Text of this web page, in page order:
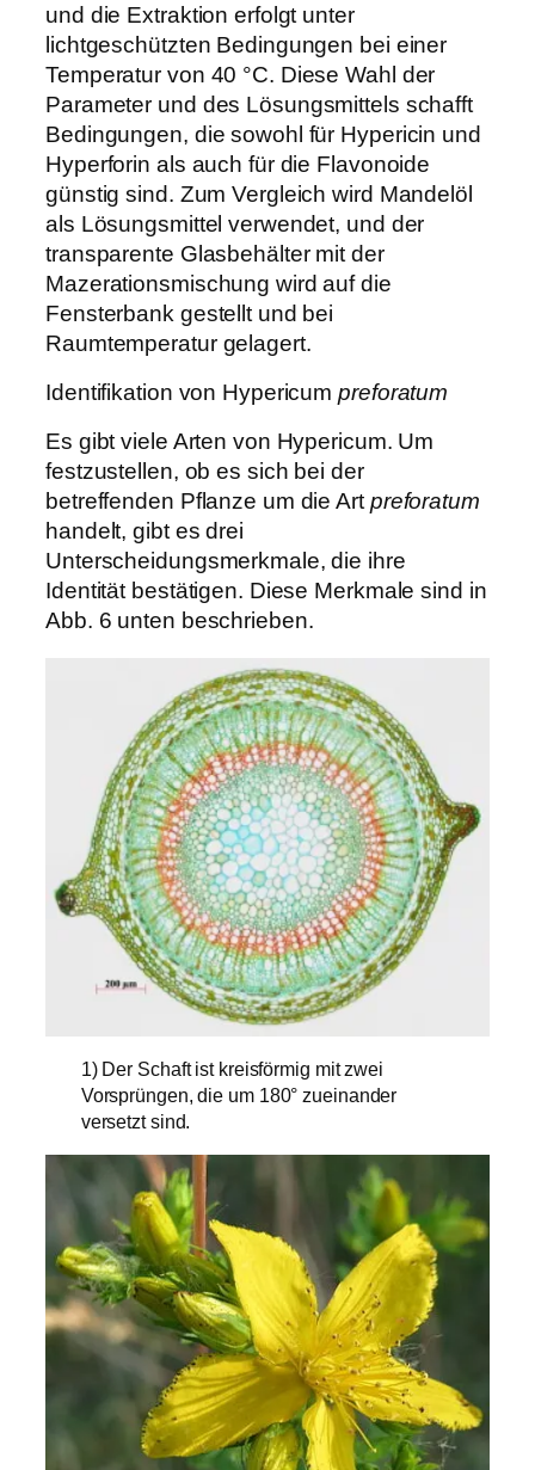
und die Extraktion erfolgt unter
lichtgeschützten Bedingungen bei einer
Temperatur von 40 °C. Diese Wahl der
Parameter und des Lösungsmittels schafft
Bedingungen, die sowohl für Hypericin und
Hyperforin als auch für die Flavonoide
günstig sind. Zum Vergleich wird Mandelöl
als Lösungsmittel verwendet, und der
transparente Glasbehälter mit der
Mazerationsmischung wird auf die
Fensterbank gestellt und bei
Raumtemperatur gelagert.
Identifikation von Hypericum preforatum
Es gibt viele Arten von Hypericum. Um
festzustellen, ob es sich bei der
betreffenden Pflanze um die Art preforatum
handelt, gibt es drei
Unterscheidungsmerkmale, die ihre
Identität bestätigen. Diese Merkmale sind in
Abb. 6 unten beschrieben.
1) Der Schaft ist kreisförmig mit zwei
Vorsprüngen, die um 180° zueinander
versetzt sind.